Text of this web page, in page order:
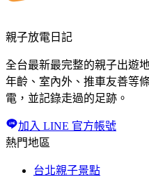
親子放電日記
全台最新最完整的親子出遊
年齡、室內外、推車友善等
電，並記錄走過的足跡。
加入 LINE 官方帳號
熱門地區
台北親子景點